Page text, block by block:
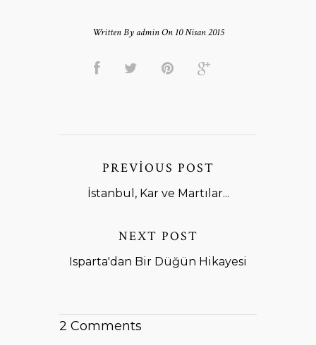
Written By admin On 10 Nisan 2015
PREVIOUS POST
İstanbul, Kar ve Martılar...
NEXT POST
Isparta'dan Bir Düğün Hikayesi
2 Comments